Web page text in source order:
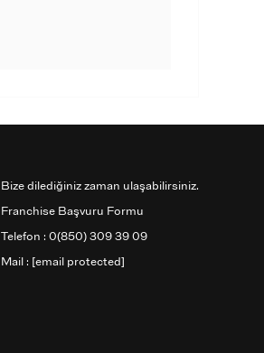
Bize dilediğiniz zaman ulaşabilirsiniz.
Franchise Başvuru Formu
Telefon : 0(850) 309 39 09
Mail : [email protected]